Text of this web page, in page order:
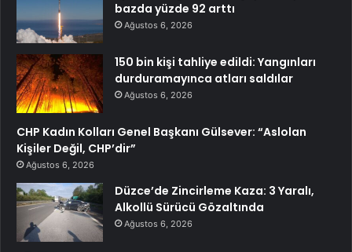
bazda yüzde 92 arttı
Ağustos 6, 2026
150 bin kişi tahliye edildi: Yangınları
durduramayınca atları saldılar
Ağustos 6, 2026
CHP Kadın Kolları Genel Başkanı Gülsever: “Aslolan
Kişiler Değil, CHP’dir”
Ağustos 6, 2026
Düzce’de Zincirleme Kaza: 3 Yaralı,
Alkollü Sürücü Gözaltında
Ağustos 6, 2026